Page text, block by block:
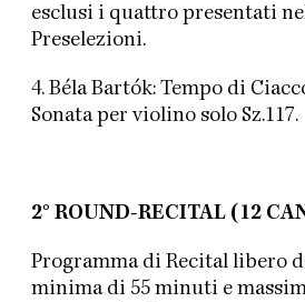
esclusi i quattro presentati
Preselezioni.
4. Béla Bartók: Tempo di
Sonata per violino solo Sz.117.
2° ROUND-RECITAL (12
Programma di Recital libero
minima di 55 minuti e